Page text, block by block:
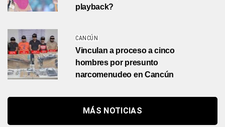
playback?
CANCÚN
Vinculan a proceso a cinco
hombres por presunto
narcomenudeo en Cancún
MÁS NOTICIAS